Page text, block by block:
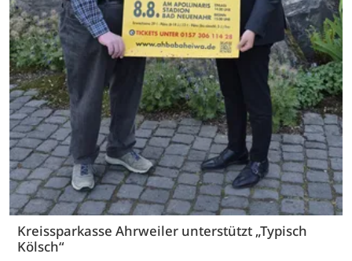
Kreissparkasse Ahrweiler unterstützt „Typisch
Kölsch“